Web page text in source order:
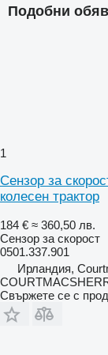
Подобни
1
Сензор за
колесен трактор
184 € ≈ 360,50 лв.
Сензор за скорост
0501.337.901
Ирландия,
Свържете се с